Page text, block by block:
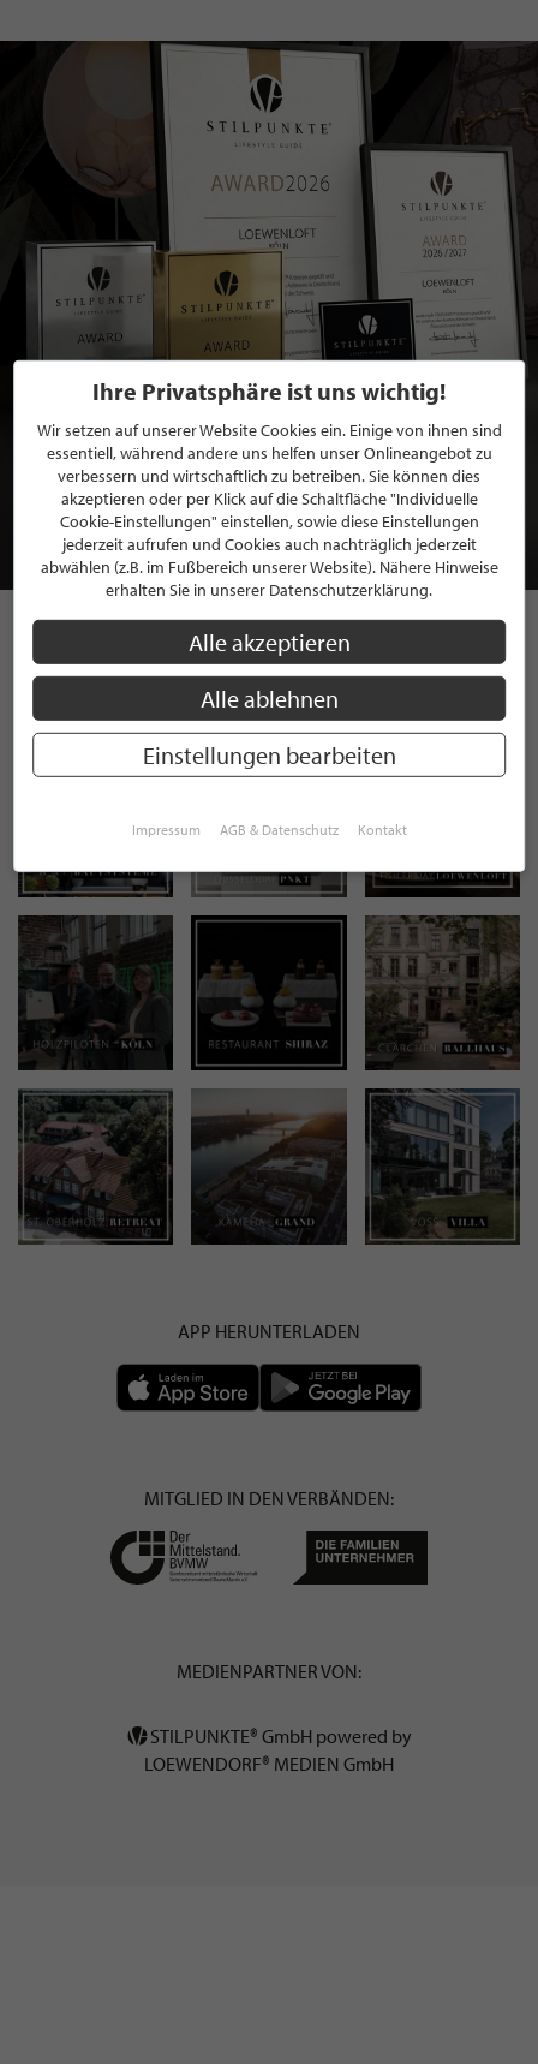
BEWERBEN SIE SICH FÜR EINE GRATIS
MITGLIEDSCHAFT BEI STILPUNKTE®
JETZT GRATIS BEWERBEN
STILPUNKTE AUF
INSTAGRAM
APP HERUNTERLADEN
MITGLIED IN DEN VERBÄNDEN:
MEDIENPARTNER VON:
STILPUNKTE® GmbH powered by
LOEWENDORF® MEDIEN GmbH
Ihre Privatsphäre ist uns wichtig!
Wir setzen auf unserer Website Cookies ein. Einige von ihnen sind
essentiell, während andere uns helfen unser Onlineangebot zu
verbessern und wirtschaftlich zu betreiben. Sie können dies
akzeptieren oder per Klick auf die Schaltfläche "Individuelle
Cookie-Einstellungen" einstellen, sowie diese Einstellungen
jederzeit aufrufen und Cookies auch nachträglich jederzeit
abwählen (z.B. im Fußbereich unserer Website). Nähere Hinweise
erhalten Sie in unserer Datenschutzerklärung.
Alle akzeptieren
Alle ablehnen
Einstellungen bearbeiten
Impressum AGB & Datenschutz Kontakt